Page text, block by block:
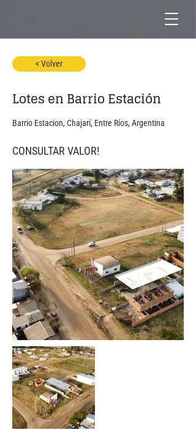
< Volver
Lotes en Barrio Estación
Barrio Estacion, Chajarí, Entre Ríos, Argentina
CONSULTAR VALOR!